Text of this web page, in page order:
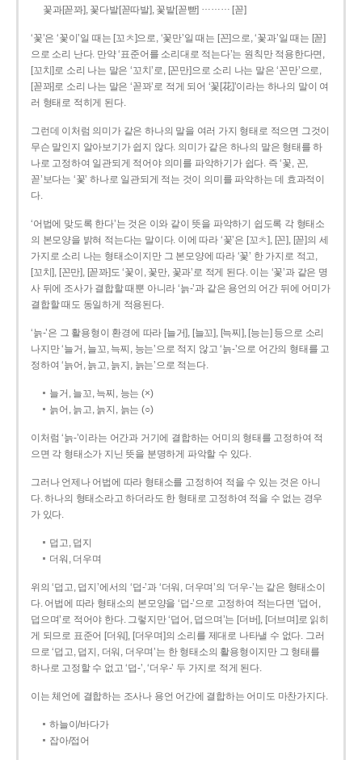
꽃과[꼳꽈], 꽃다발[꼳따발], 꽃밭[꼳빧] ……… [꼳]
‘꽃’은 ‘꽃이’일 때는 [꼬ㅊ]으로, ‘꽃만’일 때는 [꼰]으로, ‘꽃과’일 때는 [꼳]
으로 소리 난다. 만약 ‘표준어를 소리대로 적는다’는 원칙만 적용한다면,
[꼬치]로 소리 나는 말은 ‘꼬치’로, [꼰만]으로 소리 나는 말은 ‘꼰만’으로,
[꼳꽈]로 소리 나는 말은 ‘꼳꽈’로 적게 되어 ‘꽃[花]’이라는 하나의 말이 여
러 형태로 적히게 된다.
그런데 이처럼 의미가 같은 하나의 말을 여러 가지 형태로 적으면 그것이
무슨 말인지 알아보기가 쉽지 않다. 의미가 같은 하나의 말은 형태를 하
나로 고정하여 일관되게 적어야 의미를 파악하기가 쉽다. 즉 ‘꽃, 꼰,
꼳’보다는 ‘꽃’ 하나로 일관되게 적는 것이 의미를 파악하는 데 효과적이
다.
‘어법에 맞도록 한다’는 것은 이와 같이 뜻을 파악하기 쉽도록 각 형태소
의 본모양을 밝혀 적는다는 말이다. 이에 따라 ‘꽃’은 [꼬ㅊ], [꼰], [꼳]의 세
가지로 소리 나는 형태소이지만 그 본모양에 따라 ‘꽃’ 한 가지로 적고,
[꼬치], [꼰만], [꼳꽈]도 ‘꽃이, 꽃만, 꽃과’로 적게 된다. 이는 ‘꽃’과 같은 명
사 뒤에 조사가 결합할 때뿐 아니라 ‘늙-’과 같은 용언의 어간 뒤에 어미가
결합할 때도 동일하게 적용된다.
‘늙-’은 그 활용형이 환경에 따라 [늘거], [늘꼬], [늑찌], [능는] 등으로 소리
나지만 ‘늘거, 늘꼬, 늑찌, 능는’으로 적지 않고 ‘늙-’으로 어간의 형태를 고
정하여 ‘늙어, 늙고, 늙지, 늙는’으로 적는다.
늘거, 늘꼬, 늑찌, 능는 (×)
늙어, 늙고, 늙지, 늙는 (○)
이처럼 ‘늙-­’이라는 어간과 거기에 결합하는 어미의 형태를 고정하여 적
으면 각 형태소가 지닌 뜻을 분명하게 파악할 수 있다.
그러나 언제나 어법에 따라 형태소를 고정하여 적을 수 있는 것은 아니
다. 하나의 형태소라고 하더라도 한 형태로 고정하여 적을 수 없는 경우
가 있다.
덥고, 덥지
더워, 더우며
위의 ‘덥고, 덥지’에서의 ‘덥-­’과 ‘더워, 더우며’의 ‘더우-­’는 같은 형태소이
다. 어법에 따라 형태소의 본모양을 ‘덥-­’으로 고정하여 적는다면 ‘덥어,
덥으며’로 적어야 한다. 그렇지만 ‘덥어, 덥으며’는 [더버], [더브며]로 읽히
게 되므로 표준어 [더워], [더우며]의 소리를 제대로 나타낼 수 없다. 그러
므로 ‘덥고, 덥지, 더워, 더우며’는 한 형태소의 활용형이지만 그 형태를
하나로 고정할 수 없고 ‘덥-’, ‘더우-’ 두 가지로 적게 된다.
이는 체언에 결합하는 조사나 용언 어간에 결합하는 어미도 마찬가지다.
하늘이/바다가
잡아/접어